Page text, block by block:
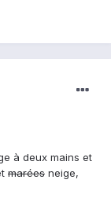
à deux mains et
marées neige,